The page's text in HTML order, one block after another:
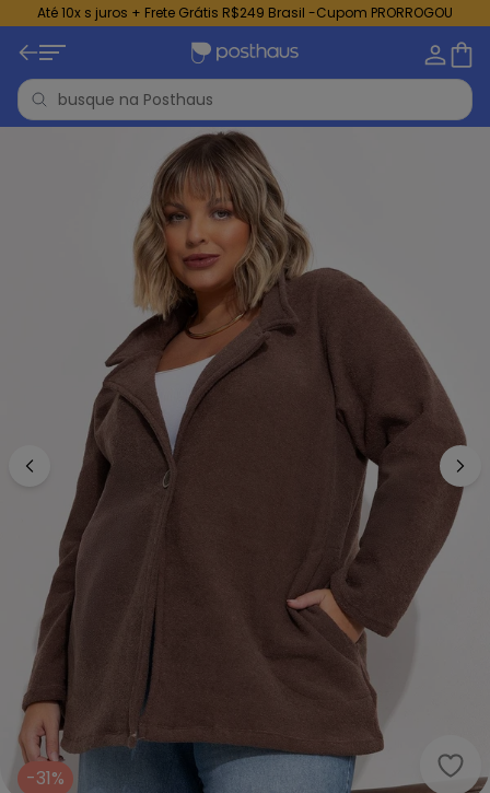
Até 10x s juros + Frete Grátis R$249 Brasil -Cupom PRORROGOU
-31%